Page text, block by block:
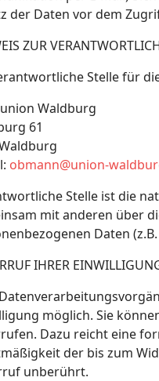
der Daten vor dem
ZUR
Stelle für
Waldburg
61
obmann@union-
Stelle ist die
mit anderen über
Daten
IHRER
möglich. Sie
Dazu reicht eine
der bis zum
unberührt.